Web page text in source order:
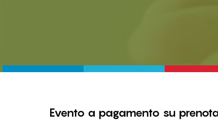
Evento a pagamento su